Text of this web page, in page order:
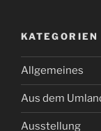
Krämermarkt
Wieder auf
Tuning World